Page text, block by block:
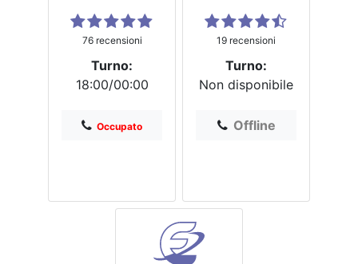
76 recensioni
Turno:
18:00/00:00
Occupato
19 recensioni
Turno:
Non disponibile
Offline